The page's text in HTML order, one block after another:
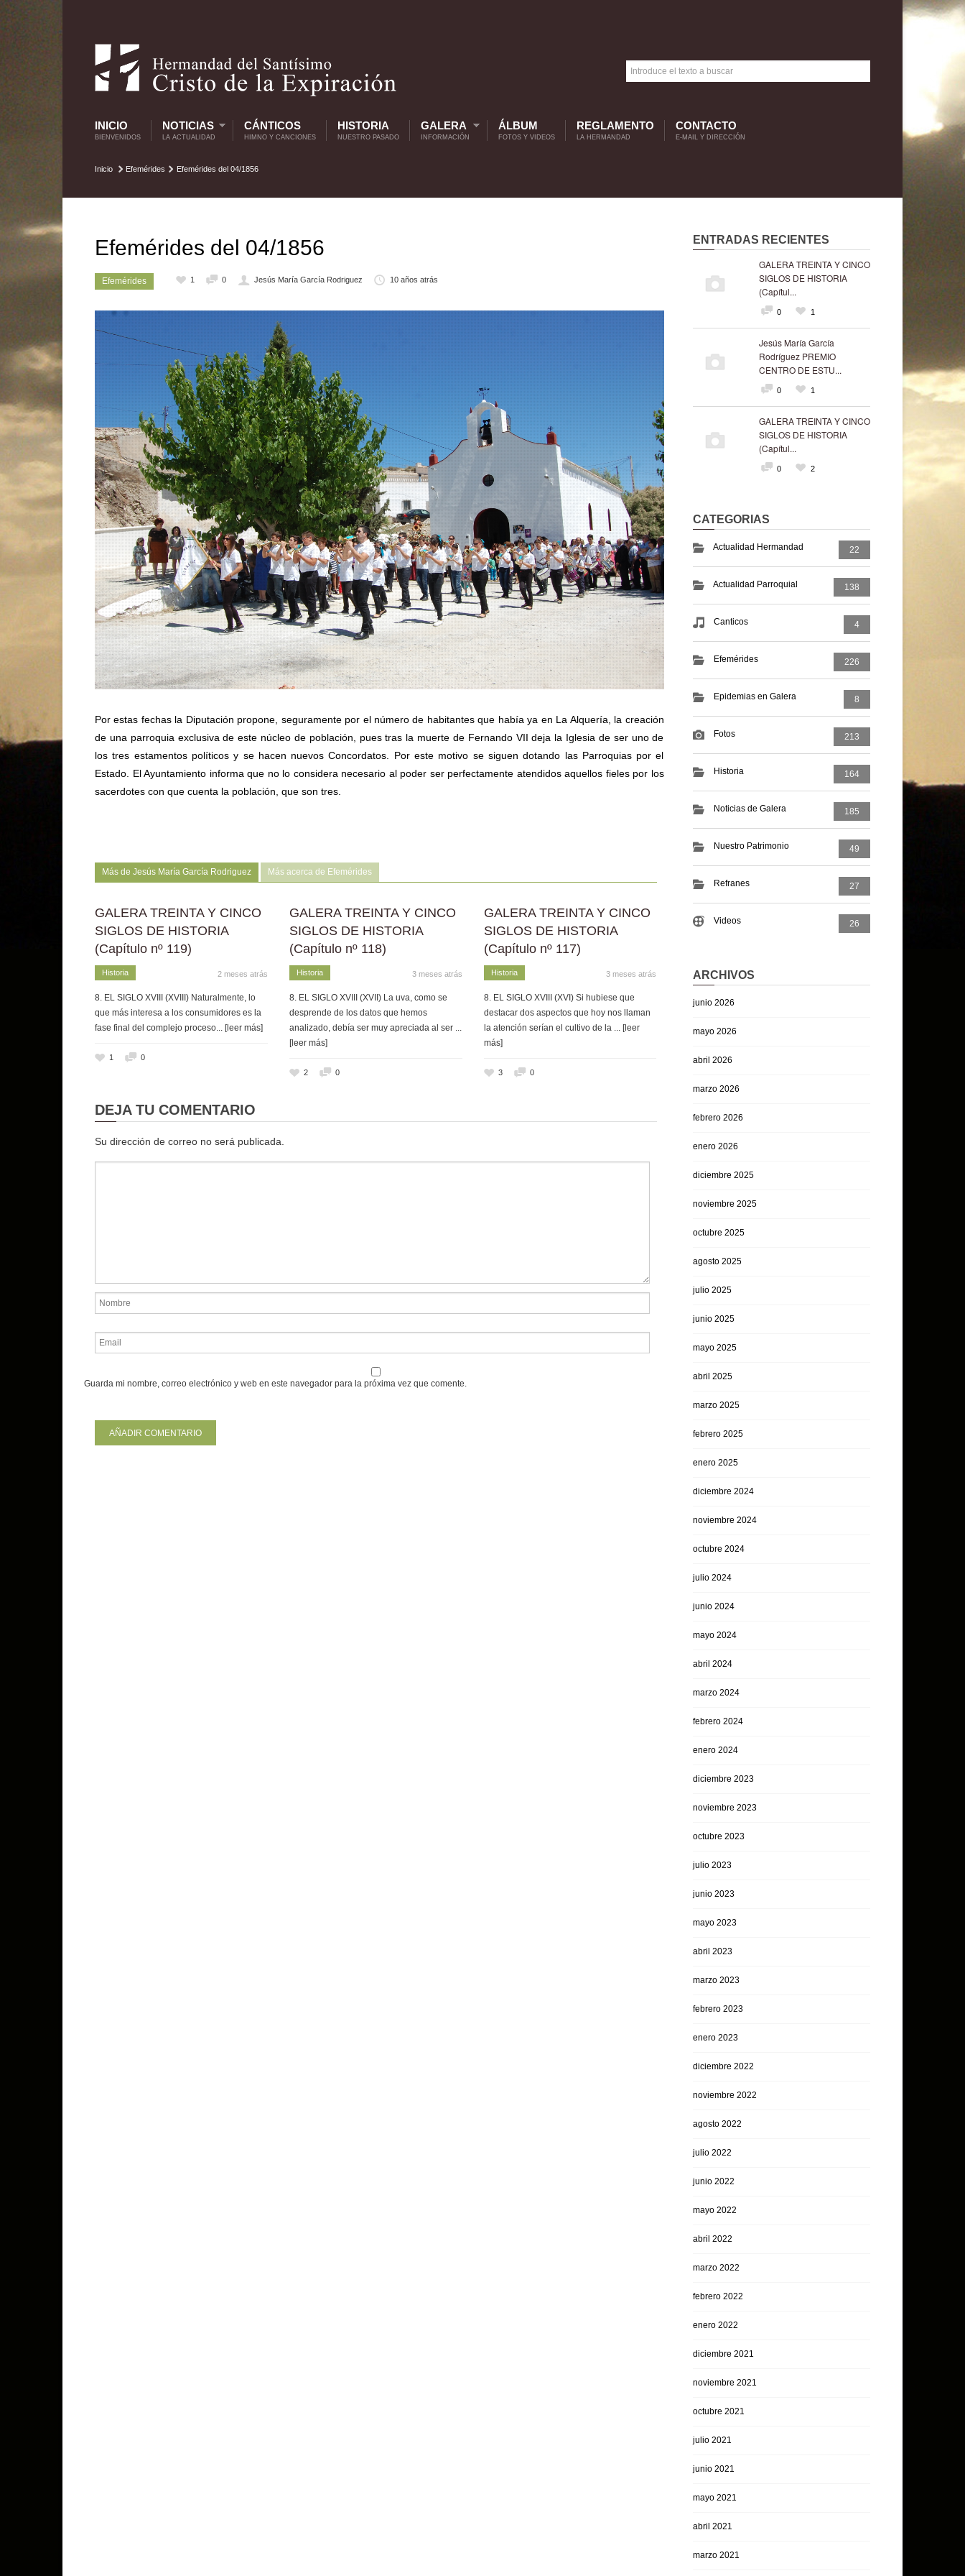
INICIO
BIENVENIDOS
NOTICIAS
LA ACTUALIDAD
CÁNTICOS
HIMNO Y CANCIONES
HISTORIA
NUESTRO PASADO
GALERA
INFORMACIÓN
ÁLBUM
FOTOS Y VIDEOS
REGLAMENTO
LA HERMANDAD
CONTACTO
E-MAIL Y DIRECCIÓN
Inicio Efemérides Efemérides del 04/1856
Efemérides del 04/1856
Efemérides 1 0 Jesús María García Rodriguez 10 años atrás
Por estas fechas la Diputación propone, seguramente por el número de habitantes que había ya en La Alquería, la creación
de una parroquia exclusiva de este núcleo de población, pues tras la muerte de Fernando VII deja la Iglesia de ser uno de
los tres estamentos políticos y se hacen nuevos Concordatos. Por este motivo se siguen dotando las Parroquias por el
Estado. El Ayuntamiento informa que no lo considera necesario al poder ser perfectamente atendidos aquellos fieles por los
sacerdotes con que cuenta la población, que son tres.
Más de Jesús María García Rodriguez Más acerca de Efemérides
GALERA TREINTA Y CINCO
SIGLOS DE HISTORIA
(Capítulo nº 119)
Historia 2 meses atrás
8. EL SIGLO XVIII (XVIII) Naturalmente, lo
que más interesa a los consumidores es la
fase final del complejo proceso... [leer más]
1 0
GALERA TREINTA Y CINCO
SIGLOS DE HISTORIA
(Capítulo nº 118)
Historia 3 meses atrás
8. EL SIGLO XVIII (XVII) La uva, como se
desprende de los datos que hemos
analizado, debía ser muy apreciada al ser ...
[leer más]
2 0
GALERA TREINTA Y CINCO
SIGLOS DE HISTORIA
(Capítulo nº 117)
Historia 3 meses atrás
8. EL SIGLO XVIII (XVI) Si hubiese que
destacar dos aspectos que hoy nos llaman
la atención serían el cultivo de la ... [leer
más]
3 0
DEJA TU COMENTARIO
Su dirección de correo no será publicada.
Guarda mi nombre, correo electrónico y web en este navegador para la próxima vez que comente.
ENTRADAS RECIENTES
GALERA TREINTA Y CINCO
SIGLOS DE HISTORIA
(Capítul...
0 1
Jesús María García
Rodríguez PREMIO
CENTRO DE ESTU...
0 1
GALERA TREINTA Y CINCO
SIGLOS DE HISTORIA
(Capítul...
0 2
CATEGORIAS
Actualidad Hermandad 22
Actualidad Parroquial 138
Canticos 4
Efemérides 226
Epidemias en Galera 8
Fotos 213
Historia 164
Noticias de Galera 185
Nuestro Patrimonio 49
Refranes 27
Videos 26
ARCHIVOS
junio 2026
mayo 2026
abril 2026
marzo 2026
febrero 2026
enero 2026
diciembre 2025
noviembre 2025
octubre 2025
agosto 2025
julio 2025
junio 2025
mayo 2025
abril 2025
marzo 2025
febrero 2025
enero 2025
diciembre 2024
noviembre 2024
octubre 2024
julio 2024
junio 2024
mayo 2024
abril 2024
marzo 2024
febrero 2024
enero 2024
diciembre 2023
noviembre 2023
octubre 2023
julio 2023
junio 2023
mayo 2023
abril 2023
marzo 2023
febrero 2023
enero 2023
diciembre 2022
noviembre 2022
agosto 2022
julio 2022
junio 2022
mayo 2022
abril 2022
marzo 2022
febrero 2022
enero 2022
diciembre 2021
noviembre 2021
octubre 2021
julio 2021
junio 2021
mayo 2021
abril 2021
marzo 2021